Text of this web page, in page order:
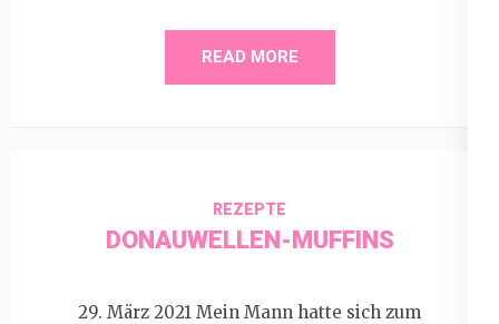
READ MORE
REZEPTE
DONAUWELLEN-MUFFINS
29. März 2021 Mein Mann hatte sich zum